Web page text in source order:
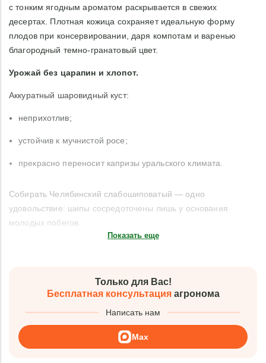
с тонким ягодным ароматом раскрывается в свежих
десертах. Плотная кожица сохраняет идеальную форму
плодов при консервировании, даря компотам и варенью
благородный темно-гранатовый цвет.
Урожай без царапин и хлопот.
Аккуратный шаровидный куст:
неприхотлив;
устойчив к мучнистой росе;
прекрасно переносит капризы уральского климата.
Собирать Челябинский слабошиповатый — одно
удовольствие: шипы сосредоточены лишь у основания
молодых побегов.
Показать еще
Только для Вас!
Бесплатная консультацияагронома
Написать нам
Max